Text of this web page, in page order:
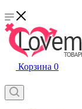
Корзина 0